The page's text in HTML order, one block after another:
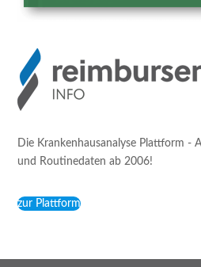
Die Krankenhausanalyse Plattform -
und Routinedaten ab 2006!
zur Plattform